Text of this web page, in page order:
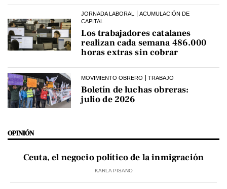
JORNADA LABORAL
ACUMULACIÓN DE
CAPITAL
Los trabajadores catalanes
realizan cada semana 486.000
horas extras sin cobrar
MOVIMIENTO OBRERO TRABAJO
Boletín de luchas obreras:
julio de 2026
OPINIÓN
Ceuta, el negocio político de la inmigración
KARLA PISANO